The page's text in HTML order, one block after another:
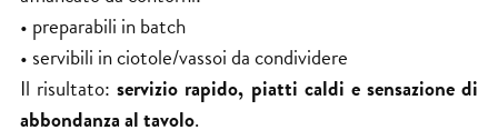
• preparabili in batch
• servibili in ciotole/vassoi da condividere
Il risultato:servizio rapido, piatti caldi e sensazione di
abbondanza al tavolo.